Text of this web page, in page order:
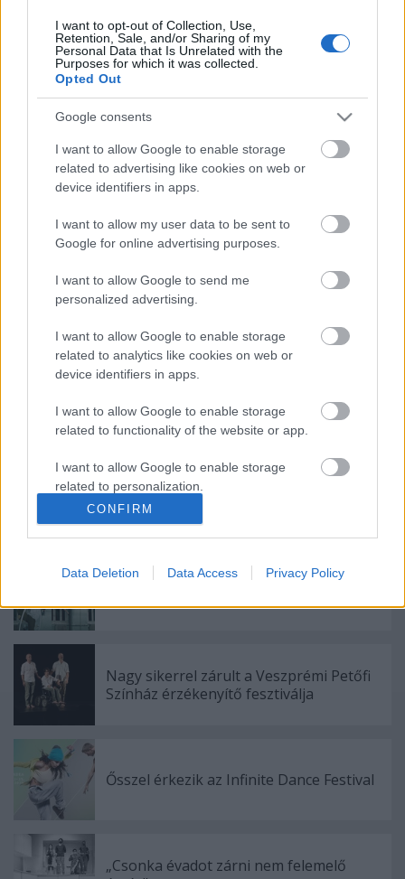
I want to opt-out of Collection, Use,
Retention, Sale, and/or Sharing of my
Personal Data that Is Unrelated with the
Purposes for which it was collected.
Opted Out
Google consents
I want to allow Google to enable storage
related to advertising like cookies on web or
device identifiers in apps.
I want to allow my user data to be sent to
Google for online advertising purposes.
I want to allow Google to send me
personalized advertising.
I want to allow Google to enable storage
related to analytics like cookies on web or
device identifiers in apps.
I want to allow Google to enable storage
related to functionality of the website or app.
I want to allow Google to enable storage
related to personalization.
I want to allow Google to enable storage
related to security, including authentication
user protection.
CONFIRM
Data Deletion Data Access Privacy Policy
Az intézményi feladatok ellátásához szükséges ingó
vagyon - például díszletek, jelmezek, bútorok -
kerülnek az átvevőhöz, a vagyontárgyak kezelésének
joga a Budapesti Operettszínházat illeti meg.
Budapesti Operettszínház főigazgatói álláshelyére
kiírt pályázati felhívást visszavonja, az új vezetői
azaz az Emberi Erőforrások Minisztériuma
kizárólagos jogosultsága.
Forrás: MTI
Ajánlott bejegyzések:
Nagy sikerrel zárult a Veszprémi Petőfi
Színház érzékenyítő fesztiválja
Ősszel érkezik az Infinite Dance Festival
„Csonka évadot zárni nem felemelő